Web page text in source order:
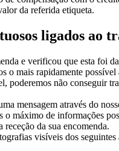
da referida etiqueta.
ligados ao
e verificou que esta foi
o mais rapidamente possível
poderemos não conseguir
mensagem através do
o máximo de informações
da sua encomenda.
visíveis dos seguintes